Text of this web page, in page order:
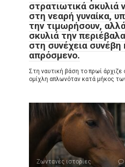
στρατιωτικά σκυλιά
στη νεαρή γυναίκα,
την τιμωρήσουν,
σκυλιά την
στη συνέχεια συνέβη
απρόσμενο.
Στη ναυτική βάση το πρωί άρχιζε
ομίχλη απλωνόταν κατά μήκος
Ζωντανές ιστορίες